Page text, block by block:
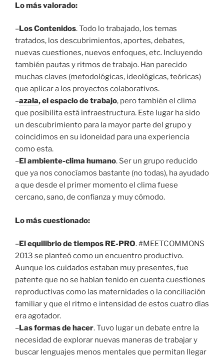
Lo más valorado:
– Los Contenidos. Todo lo trabajado, los temas
tratados, los descubrimientos, aportes, debates,
nuevas cuestiones, nuevos enfoques, etc. Incluyendo
también pautas y ritmos de trabajo. Han parecido
muchas claves (metodológicas, ideológicas, teóricas)
que aplicar a los proyectos colaborativos.
–azala, el espacio de trabajo, pero también el clima
que posibilita está infraestructura. Este lugar ha sido
un descubrimiento para la mayor parte del grupo y
coincidimos en su idoneidad para una experiencia
como esta.
– El ambiente-clima humano. Ser un grupo reducido
que ya nos conocíamos bastante (no todas), ha ayudado
a que desde el primer momento el clima fuese
cercano, sano, de confianza y muy cómodo.
Lo más cuestionado:
– El equilibrio de tiempos RE-PRO. #MEETCOMMONS
2013 se planteó como un encuentro productivo.
Aunque los cuidados estaban muy presentes, fue
patente que no se habían tenido en cuenta cuestiones
reproductivas como las maternidades o la conciliación
familiar y que el ritmo e intensidad de estos cuatro días
era agotador.
– Las formas de hacer. Tuvo lugar un debate entre la
necesidad de explorar nuevas maneras de trabajar y
buscar lenguajes menos mentales que permitan llegar